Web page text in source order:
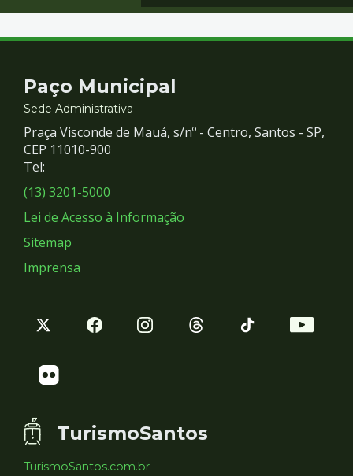
Contato
e
Redes
Sociais
Paço Municipal
Sede Administrativa
Praça Visconde de Mauá, s/nº - Centro, Santos - SP,
CEP 11010-900
Tel:
(13) 3201-5000
Lei de Acesso à Informação
Sitemap
Imprensa
TurismoSantos
TurismoSantos.com.br